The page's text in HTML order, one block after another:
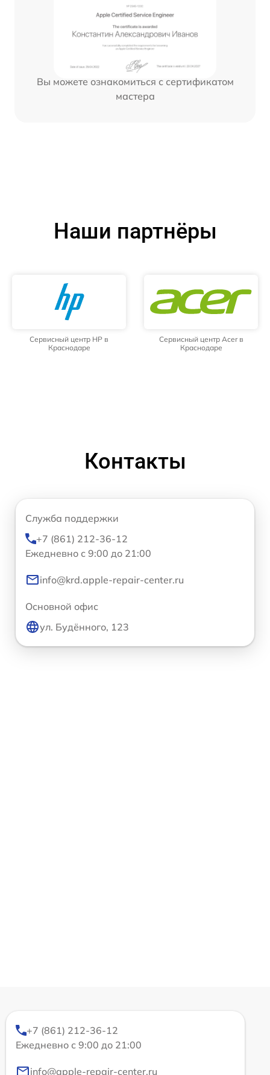
Вы можете ознакомиться с сертификатом
мастера
Наши партнёры
Сервисный центр HP в
Краснодаре
Сервисный центр Acer в
Краснодаре
Контакты
Служба поддержки
+7 (861) 212-36-12
Ежедневно с 9:00 до 21:00
info@krd.apple-repair-center.ru
Основной офис
ул. Будённого, 123
+7 (861) 212-36-12
Ежедневно с 9:00 до 21:00
info@apple-repair-center.ru